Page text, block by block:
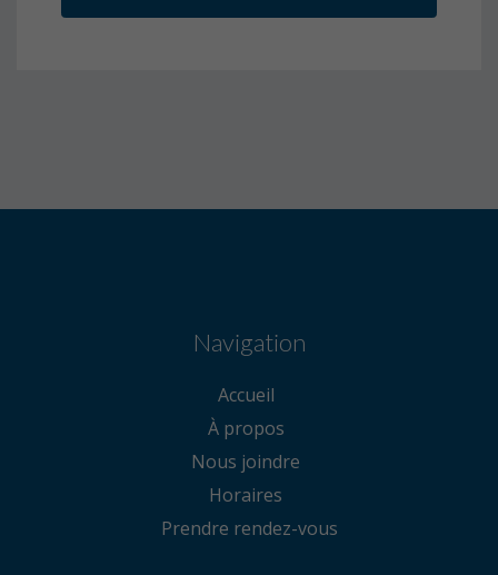
Navigation
Accueil
À propos
Nous joindre
Horaires
Prendre rendez-vous